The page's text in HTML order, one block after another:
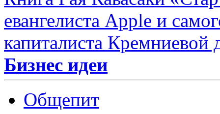
евангелиста Apple и
капиталиста Кремниевой
Бизнес идеи
Общепит